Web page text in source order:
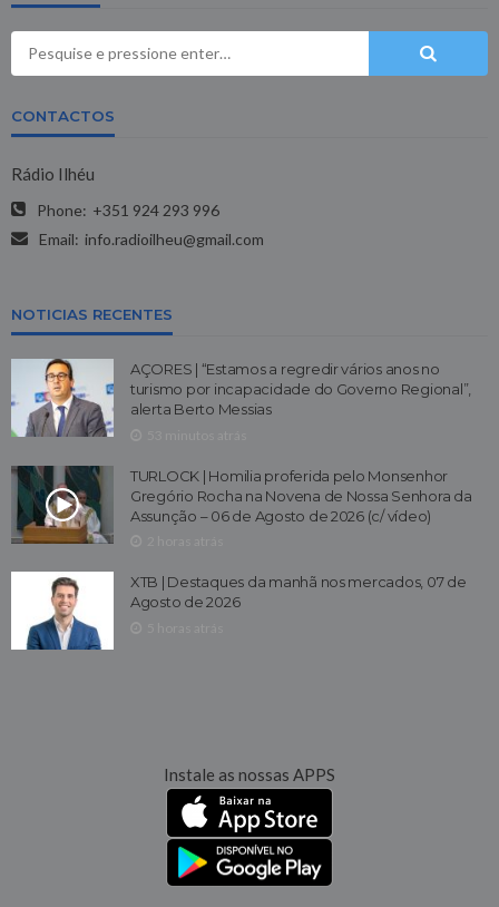
CONTACTOS
Rádio Ilhéu
Phone: +351 924 293 996
Email: info.radioilheu@gmail.com
NOTICIAS RECENTES
AÇORES | “Estamos a regredir vários anos no
turismo por incapacidade do Governo Regional”,
alerta Berto Messias
TURLOCK | Homilia proferida pelo Monsenhor
Gregório Rocha na Novena de Nossa Senhora da
Assunção – 06 de Agosto de 2026 (c/ vídeo)
XTB | Destaques da manhã nos mercados, 07 de
Agosto de 2026
Instale as nossas APPS